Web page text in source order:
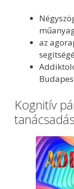
az
Kognitív
tanácsadás